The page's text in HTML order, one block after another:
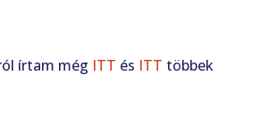
írtam még ITT és ITT többek